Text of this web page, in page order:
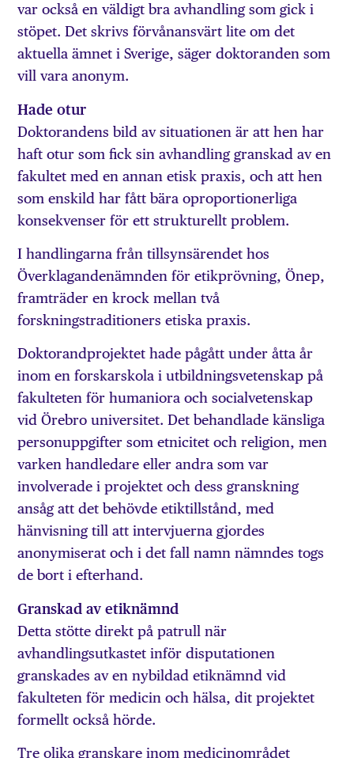
var också en väldigt bra avhandling som gick i
stöpet. Det skrivs förvånansvärt lite om det
aktuella ämnet i Sverige, säger doktoranden som
vill vara anonym.
Hade otur
Doktorandens bild av situationen är att hen har
haft otur som fick sin avhandling granskad av en
fakultet med en annan etisk praxis, och att hen
som enskild har fått bära oproportionerliga
konsekvenser för ett strukturellt problem.
I handlingarna från tillsynsärendet hos
Överklagandenämnden för etikprövning, Önep,
framträder en krock mellan två
forskningstraditioners etiska praxis.
Doktorandprojektet hade pågått under åtta år
inom en forskarskola i utbildningsvetenskap på
fakulteten för humaniora och socialvetenskap
vid Örebro universitet. Det behandlade känsliga
personuppgifter som etnicitet och religion, men
varken handledare eller andra som var
involverade i projektet och dess granskning
ansåg att det behövde etiktillstånd, med
hänvisning till att intervjuerna gjordes
anonymiserat och i det fall namn nämndes togs
de bort i efterhand.
Granskad av etiknämnd
Detta stötte direkt på patrull när
avhandlingsutkastet inför disputationen
granskades av en nybildad etiknämnd vid
fakulteten för medicin och hälsa, dit projektet
formellt också hörde.
Tre olika granskare inom medicinområdet